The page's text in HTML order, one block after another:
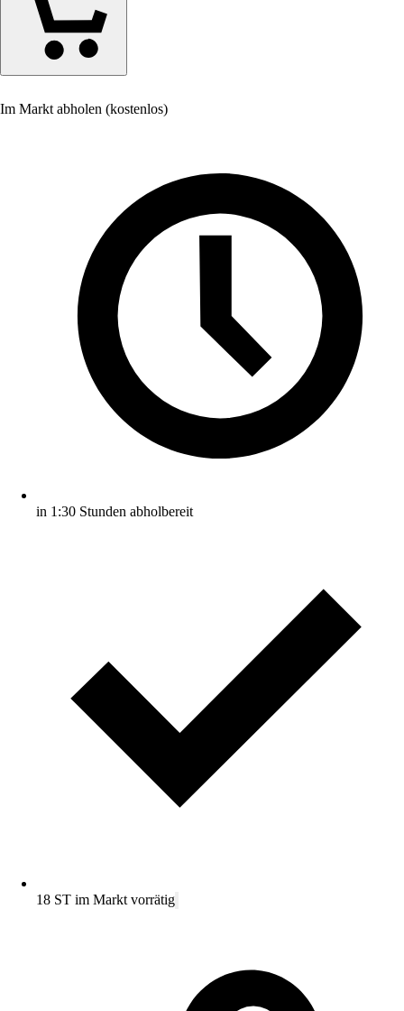
Im Markt abholen (kostenlos)
in 1:30 Stunden abholbereit
18 ST im Markt vorrätig